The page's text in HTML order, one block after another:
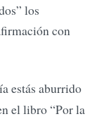
los
con
estás aburrido
el libro “Por la